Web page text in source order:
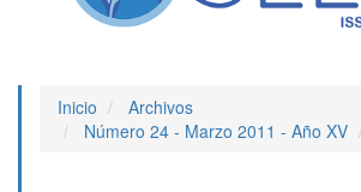
Inicio
Archivos
Número 24 - Marzo 2011 - Año XV